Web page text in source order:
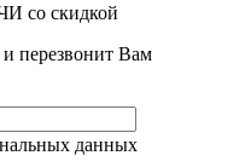
со скидкой
и перезвонит Вам
данных